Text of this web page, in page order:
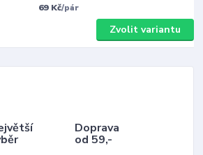
69 Kč/pár
Zvolit variantu
Doprava
od 59,-